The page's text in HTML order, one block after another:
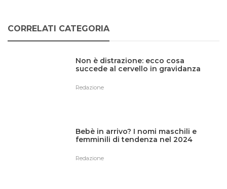
CORRELATI CATEGORIA
Non è distrazione: ecco cosa
succede al cervello in gravidanza
Redazione
Bebè in arrivo? I nomi maschili e
femminili di tendenza nel 2024
Redazione